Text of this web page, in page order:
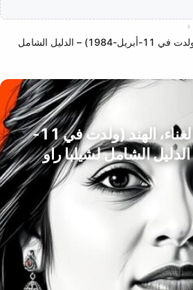
شيلبا راو، نجمة الغناء، الهند (ولدت في 11-أبريل-1984) – الدليل الشامل
شيلبا راو، نجمة الغناء، الهند (ولدت في 11-